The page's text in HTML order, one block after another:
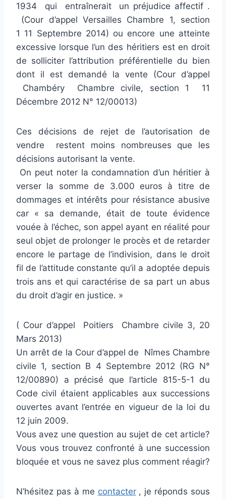
1934 qui entraînerait un préjudice affectif .
(Cour d’appel Versailles Chambre 1, section
1 11 Septembre 2014) ou encore une atteinte
excessive lorsque l’un des héritiers est en droit
de solliciter l’attribution préférentielle du bien
dont il est demandé la vente (Cour d’appel
Chambéry Chambre civile, section 1 11
Décembre 2012 N° 12/00013)
Ces décisions de rejet de l’autorisation de
vendre restent moins nombreuses que les
décisions autorisant la vente.
On peut noter la condamnation d’un héritier à
verser la somme de 3.000 euros à titre de
dommages et intérêts pour résistance abusive
car « sa demande, était de toute évidence
vouée à l’échec, son appel ayant en réalité pour
seul objet de prolonger le procès et de retarder
encore le partage de l’indivision, dans le droit
fil de l’attitude constante qu’il a adoptée depuis
trois ans et qui caractérise de sa part un abus
du droit d’agir en justice. »
( Cour d’appel Poitiers Chambre civile 3, 20
Mars 2013)
Un arrêt de la Cour d’appel de Nîmes Chambre
civile 1, section B 4 Septembre 2012 (RG N°
12/00890) a précisé que l’article 815-5-1 du
Code civil étaient applicables aux successions
ouvertes avant l’entrée en vigueur de la loi du
12 juin 2009.
Vous avez une question au sujet de cet article?
Vous vous trouvez confronté à une succession
bloquée et vous ne savez plus comment réagir?
N’hésitez pas à me contacter, je réponds sous